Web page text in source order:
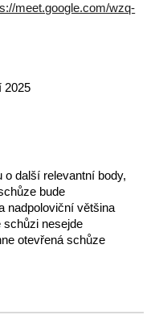
meet.google.com/wzq-
2025
o další relevantní body,
bude
nadpoloviční většina
schůzi nesejde
otevřená schůze